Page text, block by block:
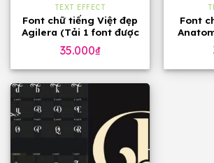
TEXT EFFECT
Font chữ tiếng Việt đẹp
Agilera (Tải 1 font được
60 font)
35.000₫
Font